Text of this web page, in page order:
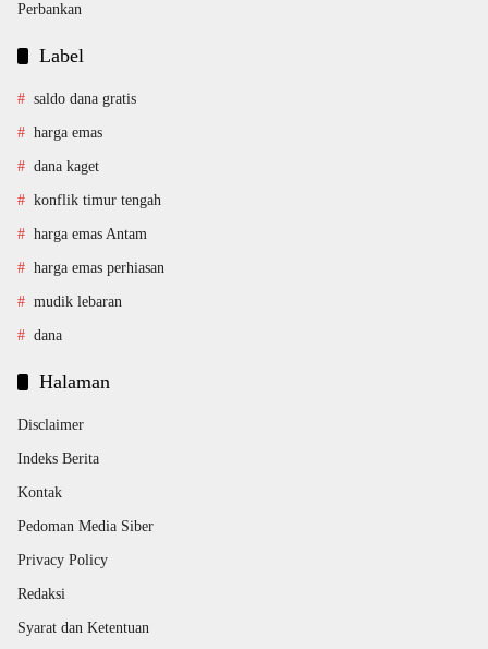
Perbankan
Label
saldo dana gratis
harga emas
dana kaget
konflik timur tengah
harga emas Antam
harga emas perhiasan
mudik lebaran
dana
Halaman
Disclaimer
Indeks Berita
Kontak
Pedoman Media Siber
Privacy Policy
Redaksi
Syarat dan Ketentuan